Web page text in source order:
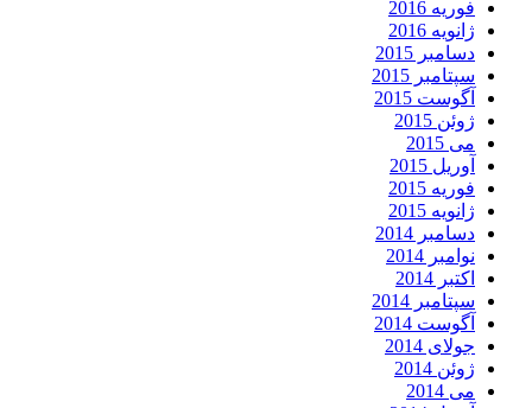
فوریه 2016
ژانویه 2016
دسامبر 2015
سپتامبر 2015
آگوست 2015
ژوئن 2015
می 2015
آوریل 2015
فوریه 2015
ژانویه 2015
دسامبر 2014
نوامبر 2014
اکتبر 2014
سپتامبر 2014
آگوست 2014
جولای 2014
ژوئن 2014
می 2014